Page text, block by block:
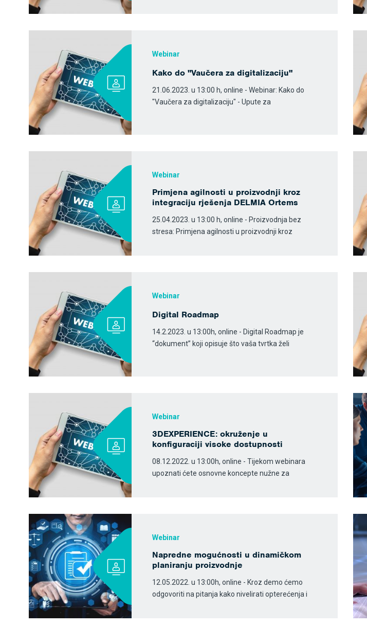
Webinar
Kako do "Vaučera za digitalizaciju"
21.06.2023. u 13:00 h, online - Webinar: Kako do
"Vaučera za digitalizaciju" - Upute za
Webinar
Primjena agilnosti u proizvodnji kroz
integraciju rješenja DELMIA Ortems
25.04.2023. u 13:00 h, online - Proizvodnja bez
stresa: Primjena agilnosti u proizvodnji kroz
Webinar
Digital Roadmap
14.2.2023. u 13:00h, online - Digital Roadmap je
“dokument” koji opisuje što vaša tvrtka želi
Webinar
3DEXPERIENCE: okruženje u
konfiguraciji visoke dostupnosti
08.12.2022. u 13:00h, online - Tijekom webinara
upoznati ćete osnovne koncepte nužne za
Webinar
Napredne mogućnosti u dinamičkom
planiranju proizvodnje
12.05.2022. u 13:00h, online - Kroz demo ćemo
odgovoriti na pitanja kako nivelirati opterećenja i